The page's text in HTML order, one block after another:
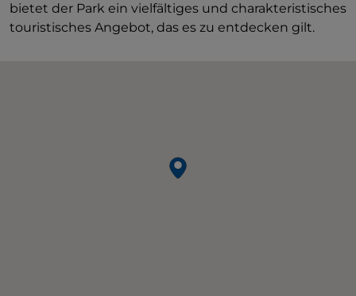
bietet der Park ein vielfältiges und charakteristisches
touristisches Angebot, das es zu entdecken gilt.